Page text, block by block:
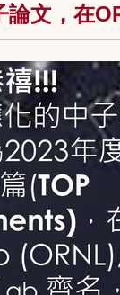
文，在